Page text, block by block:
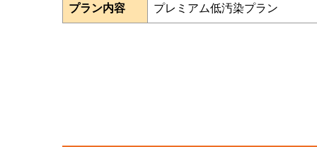
プラン内容 プレミアム低汚染プラン